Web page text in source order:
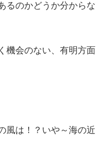
るのかどうか分から
機会のない、有明方
風は！？いや～海の